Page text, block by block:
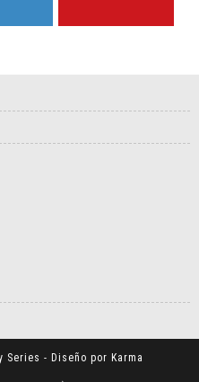
Series - Diseño por Karma